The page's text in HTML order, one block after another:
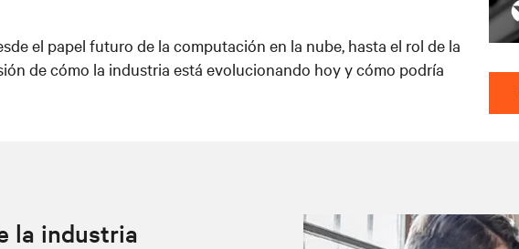
el papel futuro de la computación en la nube, hasta el rol de la
de cómo la industria está evolucionando hoy y cómo podría
la industria